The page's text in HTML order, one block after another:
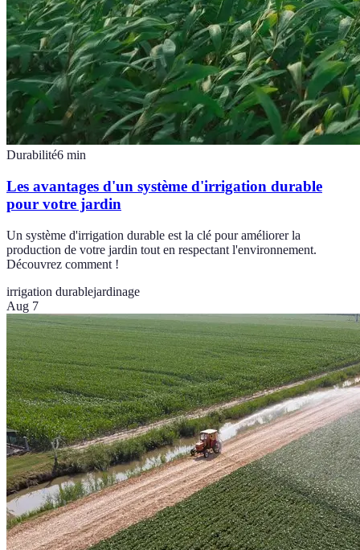
Durabilité6 min
Les avantages d'un système d'irrigation durable
pour votre jardin
Un système d'irrigation durable est la clé pour améliorer la
production de votre jardin tout en respectant l'environnement.
Découvrez comment !
irrigation durablejardinage
Aug 7